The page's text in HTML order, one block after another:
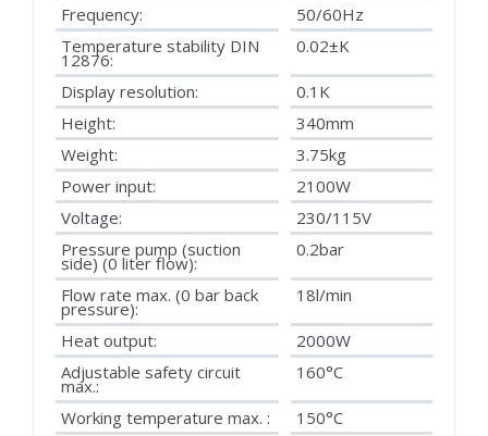
Frequency:
50/60Hz
Temperature stability DIN
12876:
0.02±K
Display resolution:
0.1K
Height:
340mm
Weight:
3.75kg
Power input:
2100W
Voltage:
230/115V
Pressure pump (suction
side) (0 liter flow):
0.2bar
Flow rate max. (0 bar back
pressure):
18l/min
Heat output:
2000W
Adjustable safety circuit
max.:
160°C
Working temperature max. :
150°C